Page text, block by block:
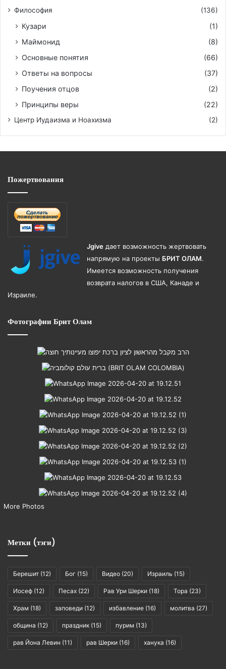
Философия (136)
Кузари
(1)
Маймонид
(8)
Основные понятия
(66)
Ответы на вопросы
(37)
Поучения отцов
(2)
Принципы веры
(22)
Центр Иудаизма и Ноахизма (2)
Пожертвования
Jgiveдает возможность жертвовать
напрямую на проекты БРИТ ОЛАМ.
Имеется возможность получения
возврата налогов в США, Канаде и
Израиле.
Фотографии Брит Олам
More Photos
Метки (тэги)
Берешит (12) Бог (15) Видео (20) Израиль (15)
Иосеф (12) Песах (22) Рав Ури Шерки (18) Тора (23)
Храм (18) заповеди (12) избавление (16) молитва (27)
община (12) праздник (15) пурим (13)
рав Йона Левин (11) рав Шерки (16) ханука (16)